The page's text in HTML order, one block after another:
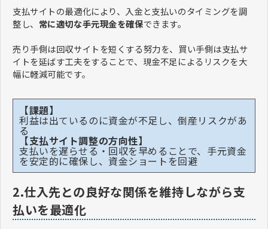
支払サイトの最適化により、入金と支払いのタイミングを調
整し、 常に適切な手元現金を確保できます。
売り手側は回収サイトを短くする努力を、買い手側は支払サ
イトを延ばす工夫をすることで、現金不足によるリスクを大
幅に軽減可能です。
【課題】
利益は出ているのに資金が不足し、倒産リスクがあ
る
【支払サイト調整の方向性】
支払いを遅らせる・回収を早めることで、手元資金
を安定的に確保し、資金ショートを回避
2.仕入先との良好な関係を維持しながら支
払いを最適化